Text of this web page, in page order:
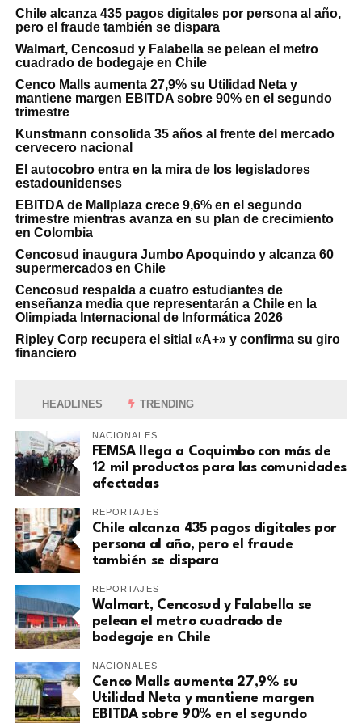
Chile alcanza 435 pagos digitales por persona al año,
pero el fraude también se dispara
Walmart, Cencosud y Falabella se pelean el metro
cuadrado de bodegaje en Chile
Cenco Malls aumenta 27,9% su Utilidad Neta y
mantiene margen EBITDA sobre 90% en el segundo
trimestre
Kunstmann consolida 35 años al frente del mercado
cervecero nacional
El autocobro entra en la mira de los legisladores
estadounidenses
EBITDA de Mallplaza crece 9,6% en el segundo
trimestre mientras avanza en su plan de crecimiento
en Colombia
Cencosud inaugura Jumbo Apoquindo y alcanza 60
supermercados en Chile
Cencosud respalda a cuatro estudiantes de
enseñanza media que representarán a Chile en la
Olimpiada Internacional de Informática 2026
Ripley Corp recupera el sitial «A+» y confirma su giro
financiero
HEADLINES TRENDING
NACIONALES
FEMSA llega a Coquimbo con más de
12 mil productos para las comunidades
afectadas
REPORTAJES
Chile alcanza 435 pagos digitales por
persona al año, pero el fraude
también se dispara
REPORTAJES
Walmart, Cencosud y Falabella se
pelean el metro cuadrado de
bodegaje en Chile
NACIONALES
Cenco Malls aumenta 27,9% su
Utilidad Neta y mantiene margen
EBITDA sobre 90% en el segundo